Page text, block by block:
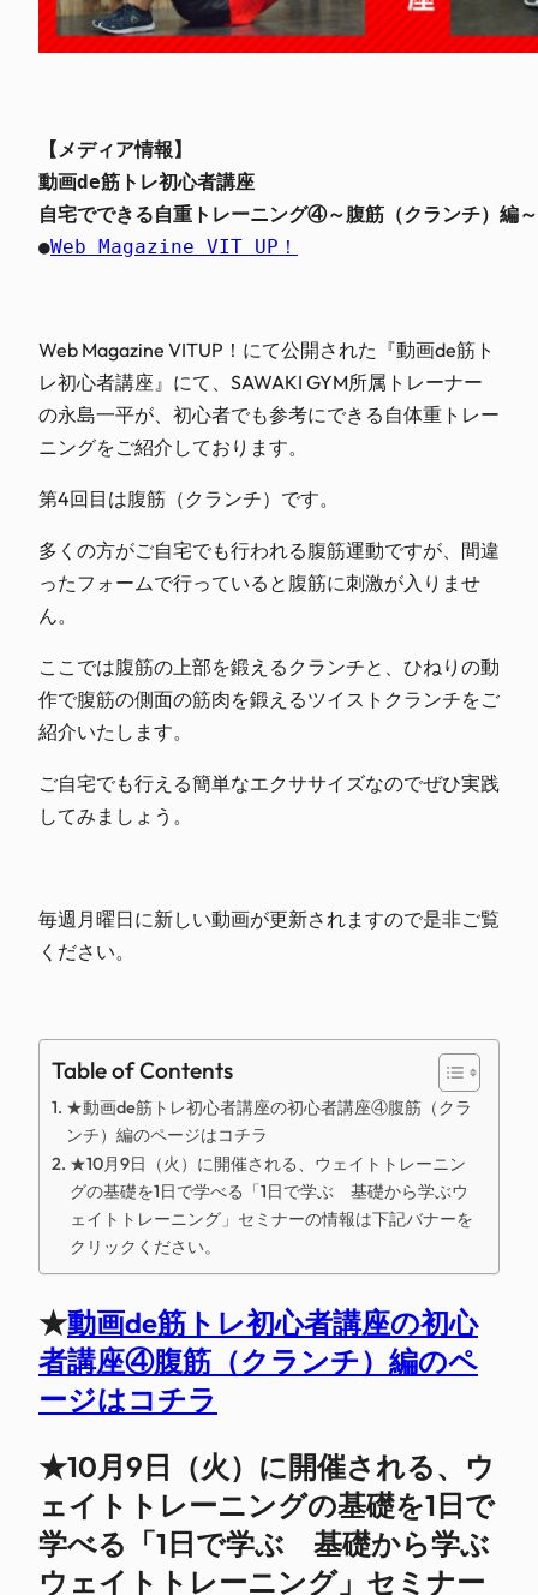
【メディア情報】
動画de筋トレ初心者講座
自宅でできる自重トレーニング④～腹筋（クランチ）編～
●Web Magazine VIT UP！
Web Magazine VITUP！にて公開された『動画de筋ト
レ初心者講座』にて、SAWAKI GYM所属トレーナー
の永島一平が、初心者でも参考にできる自体重トレー
ニングをご紹介しております。
第4回目は腹筋（クランチ）です。
多くの方がご自宅でも行われる腹筋運動ですが、間違
ったフォームで行っていると腹筋に刺激が入りませ
ん。
ここでは腹筋の上部を鍛えるクランチと、ひねりの動
作で腹筋の側面の筋肉を鍛えるツイストクランチをご
紹介いたします。
ご自宅でも行える簡単なエクササイズなのでぜひ実践
してみましょう。
毎週月曜日に新しい動画が更新されますので是非ご覧
ください。
Table of Contents
★動画de筋トレ初心者講座の初心者講座④腹筋（クラ
ンチ）編のページはコチラ
★10月9日（火）に開催される、ウェイトトレーニン
グの基礎を1日で学べる「1日で学ぶ 基礎から学ぶウ
ェイトトレーニング」セミナーの情報は下記バナーを
クリックください。
★動画de筋トレ初心者講座の初心
者講座④腹筋（クランチ）編のペ
ージはコチラ
★10月9日（火）に開催される、ウ
ェイトトレーニングの基礎を1日で
学べる「1日で学ぶ 基礎から学ぶ
ウェイトトレーニング」セミナー